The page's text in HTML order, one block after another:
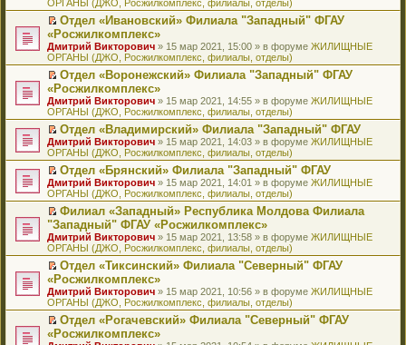
щ
е
н
ю
у
с
о
б
щ
е
н
ю
а
н
н
м
у
с
о
б
щ
е
н
и
ю
р
о
ч
т
а
н
н
м
у
с
о
о
б
щ
е
н
и
ю
м
у
н
п
р
о
ч
т
а
н
н
о
м
у
с
о
о
б
щ
е
н
и
ю
п
е
р
о
м
у
н
п
р
о
ч
и
т
а
н
н
о
м
у
с
о
о
б
щ
е
н
и
ю
е
й
т
к
п
е
р
о
м
у
н
е
п
р
о
ч
и
т
а
н
н
о
м
у
с
о
о
б
щ
ОРГАНЫ (ДЖО, Росжилкомплекс, филиалы, отделы)
П
р
е
й
т
к
п
е
р
в
о
м
у
н
е
п
р
о
ч
и
т
а
н
н
о
м
у
Отдел «Ивановский» Филиала "Западный" ФГАУ
«Росжилкомплекс»
Дмитрий Викторович » 15 мар 2021, 15:00 » в форуме ЖИЛИЩНЫЕ
ОРГАНЫ (ДЖО, Росжилкомплекс, филиалы, отделы)
П
р
е
й
т
и
к
п
е
р
в
о
м
у
н
е
п
р
о
ч
и
т
а
Отдел «Воронежский» Филиала "Западный" ФГАУ
«Росжилкомплекс»
Дмитрий Викторович » 15 мар 2021, 14:55 » в форуме ЖИЛИЩНЫЕ
ОРГАНЫ (ДЖО, Росжилкомплекс, филиалы, отделы)
П
е
р
е
й
т
и
к
п
е
р
в
о
м
у
н
е
п
р
Отдел «Владимирский» Филиала "Западный" ФГАУ
Дмитрий Викторович » 15 мар 2021, 14:03 » в форуме ЖИЛИЩНЫЕ
ОРГАНЫ (ДЖО, Росжилкомплекс, филиалы, отделы)
П
е
р
е
й
т
и
к
п
е
р
в
о
м
у
н
Отдел «Брянский» Филиала "Западный" ФГАУ
Дмитрий Викторович » 15 мар 2021, 14:01 » в форуме ЖИЛИЩНЫЕ
ОРГАНЫ (ДЖО, Росжилкомплекс, филиалы, отделы)
П
е
р
е
й
т
к
п
е
р
Филиал «Западный» Республика Молдова Филиала
"Западный" ФГАУ «Росжилкомплекс»
Дмитрий Викторович » 15 мар 2021, 13:58 » в форуме ЖИЛИЩНЫЕ
ОРГАНЫ (ДЖО, Росжилкомплекс, филиалы, отделы)
П
р
е
й
т
Отдел «Тиксинский» Филиала "Северный" ФГАУ
«Росжилкомплекс»
Дмитрий Викторович » 15 мар 2021, 10:56 » в форуме ЖИЛИЩНЫЕ
ОРГАНЫ (ДЖО, Росжилкомплекс, филиалы, отделы)
П
Отдел «Рогачевский» Филиала "Северный" ФГАУ
«Росжилкомплекс»